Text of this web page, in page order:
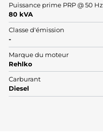
Puissance prime PRP @ 50 Hz
80 kVA
Classe d'émission
-
Marque du moteur
Rehlko
Carburant
Diesel